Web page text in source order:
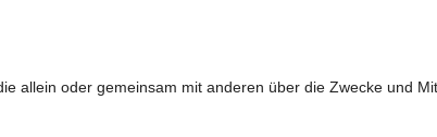
allein oder gemeinsam mit anderen über die Zwecke und